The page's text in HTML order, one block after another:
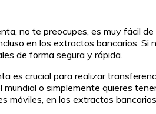
no te preocupes, es muy fácil
en los extractos bancarios.
de forma segura y rápida.
es crucial para realizar
o simplemente quieres
móviles, en los extractos